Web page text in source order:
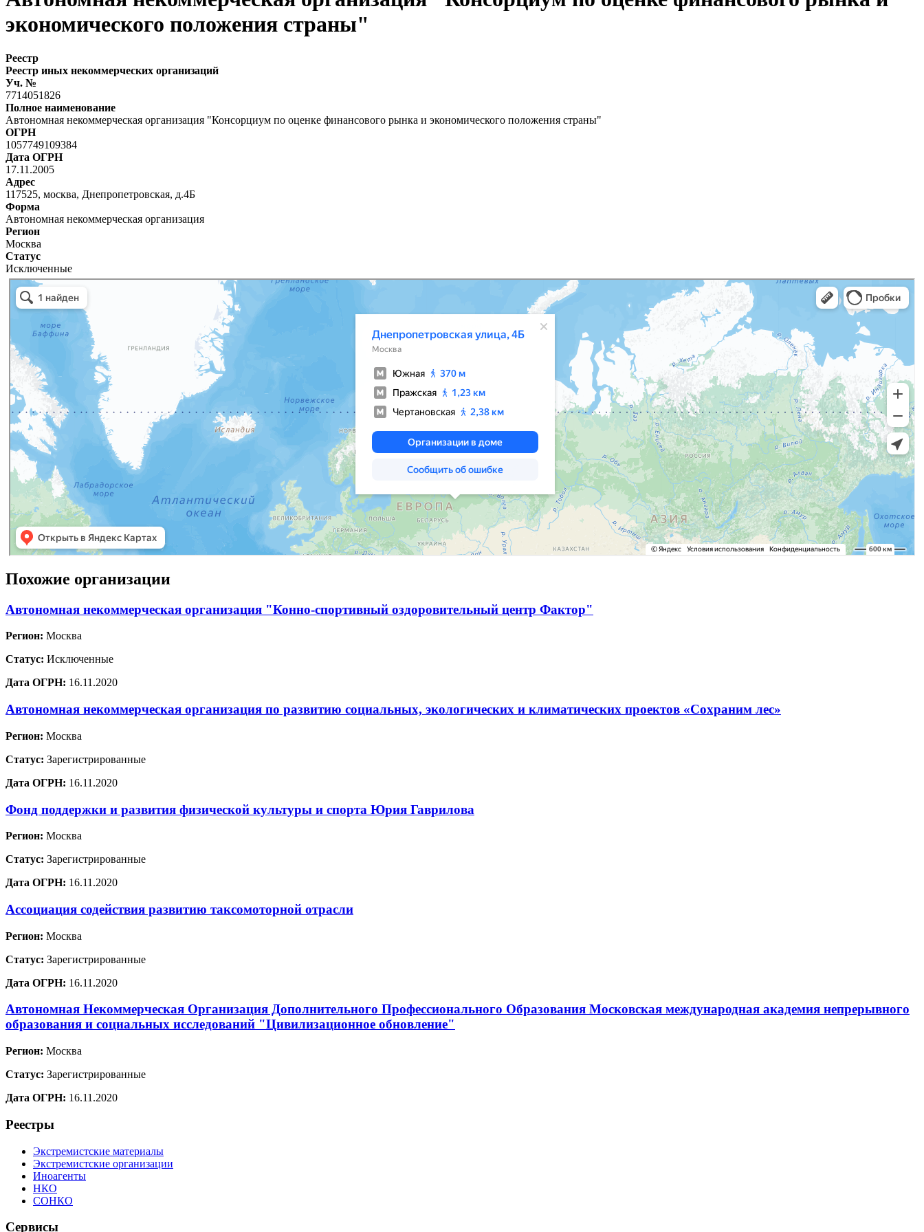
экономического положения страны"
Реестр
Реестр иных некоммерческих организаций
Уч. №
7714051826
Полное наименование
Автономная некоммерческая организация "Консорциум по оценке финансового рынка и экономического положения страны"
ОГРН
1057749109384
Дата ОГРН
17.11.2005
Адрес
117525, москва, Днепропетровская, д.4Б
Форма
Автономная некоммерческая организация
Регион
Москва
Статус
Исключенные
Похожие организации
Автономная некоммерческая организация "Конно-спортивный оздоровительный центр Фактор"
Регион: Москва
Статус: Исключенные
Дата ОГРН: 16.11.2020
Автономная некоммерческая организация по развитию социальных, экологических и климатических проектов «Сохраним лес»
Регион: Москва
Статус: Зарегистрированные
Дата ОГРН: 16.11.2020
Фонд поддержки и развития физической культуры и спорта Юрия Гаврилова
Регион: Москва
Статус: Зарегистрированные
Дата ОГРН: 16.11.2020
Ассоциация содействия развитию таксомоторной отрасли
Регион: Москва
Статус: Зарегистрированные
Дата ОГРН: 16.11.2020
Автономная Некоммерческая Организация Дополнительного Профессионального Образования Московская международная академия непрерывного
образования и социальных исследований "Цивилизационное обновление"
Регион: Москва
Статус: Зарегистрированные
Дата ОГРН: 16.11.2020
Реестры
Экстремистские материалы
Экстремистские организации
Иноагенты
НКО
СОНКО
Сервисы